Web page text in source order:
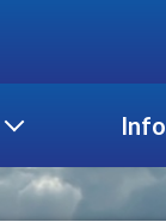
Info